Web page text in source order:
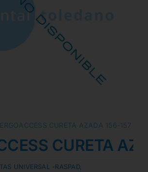
ERGOACCESS CURETA AZADA 156-157
CURETA
UNIVERSAL -RASPAD,